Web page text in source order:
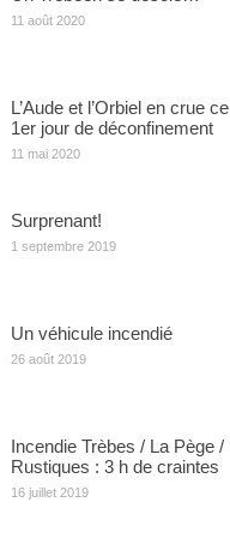
11 août 2020
L’Aude et l’Orbiel en crue ce
1er jour de déconfinement
11 mai 2020
Surprenant!
1 septembre 2019
Un véhicule incendié
26 août 2019
Incendie Trèbes / La Pège /
Rustiques : 3 h de craintes
16 juillet 2019